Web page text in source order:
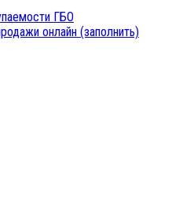
ГБО
онлайн (заполнить)